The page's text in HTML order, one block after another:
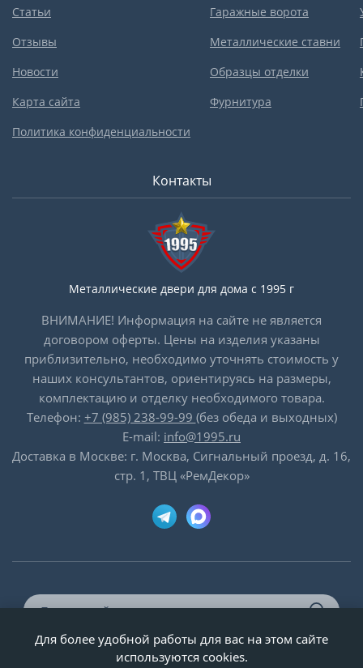
Статьи
Отзывы
Новости
Карта сайта
Политика конфиденциальности
Гаражные ворота
Металлические ставни
Образцы отделки
Фурнитура
Контакты
Металлические двери для дома с 1995 г
ВНИМАНИЕ! Информация на сайте не является
договором оферты. Цены на изделия указаны
приблизительно, необходимо уточнять стоимость у
наших консультантов, ориентируясь на размеры,
комплектацию и отделку необходимого товара.
Телефон: +7 (985) 238-99-99 (без обеда и выходных)
E-mail: info@1995.ru
Доставка в Москве: г. Москва, Сигнальный проезд, д. 16,
стр. 1, ТВЦ «РемДекор»
© ООО «Двери-и-точка», ИНН 5020092947, 1995-2026 г.
Для более удобной работы для вас на этом сайте
используются cookies.